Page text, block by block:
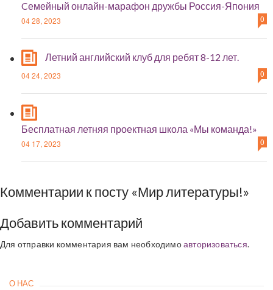
Cемейный онлайн-марафон дружбы Россия-Япония
04 28, 2023 0
Летний английский клуб для ребят 8-12 лет.
04 24, 2023 0
Бесплатная летняя проектная школа «Мы команда!»
04 17, 2023 0
Комментарии к посту «Мир литературы!»
Добавить комментарий
Для отправки комментария вам необходимоавторизоваться.
О НАС